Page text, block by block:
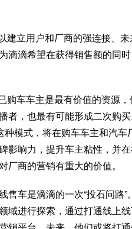
建立用户和厂商的强连接、
滴滴希望在获得销售额的同
购车车主是最有价值的资源
者，也最有可能形成二次购
种模式，将在购车车主和汽
影响力，提升车主粘性，并
厂商的营销有重大的价值。
售车是滴滴的一次“投石问路
域进行探索，通过打通线上